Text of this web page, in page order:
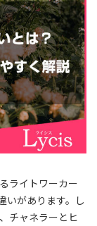
ライトワーカー
いがあります。し
チャネラーとヒ